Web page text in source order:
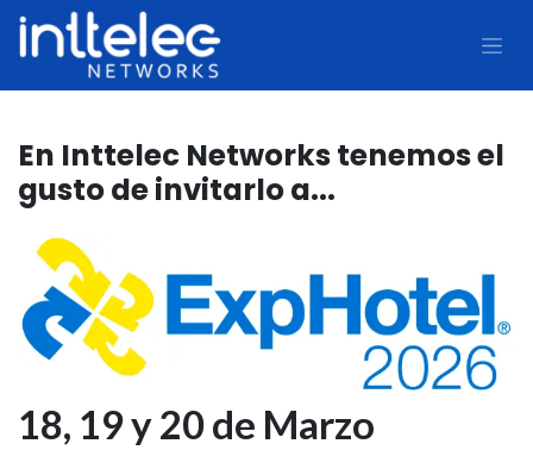
En Inttelec Networks tenemos el
gusto de invitarlo a...
18, 19 y 20 de Marzo